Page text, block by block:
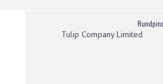
Tulip Company Limited